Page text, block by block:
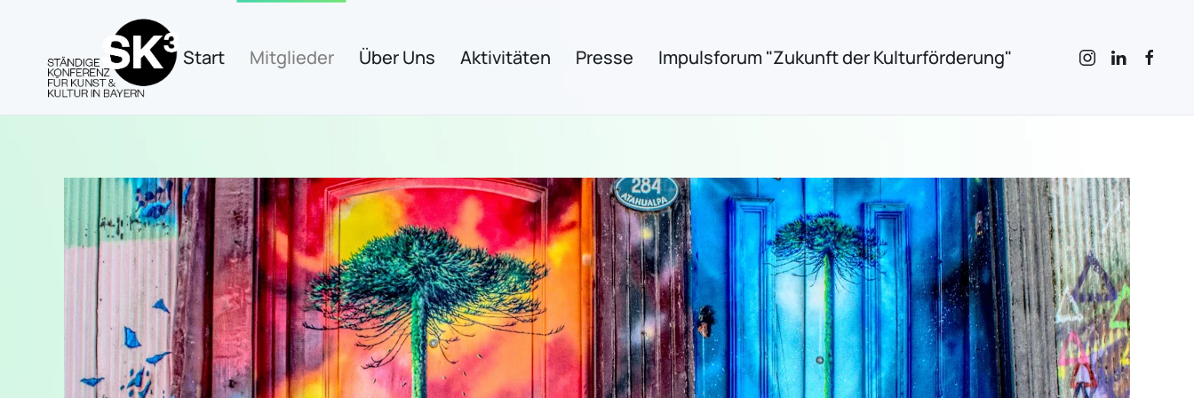
Zum Hauptinhalt springen
Start Mitglieder Über Uns Aktivitäten Presse Impulsforum "Zukunft der Kulturförderung"